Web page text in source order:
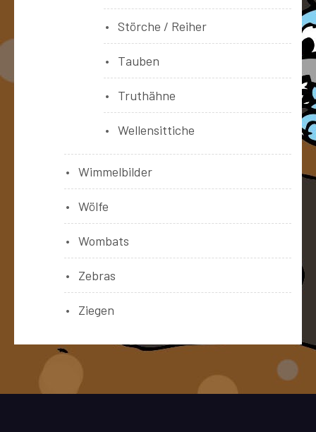
Störche / Reiher
Tauben
Truthähne
Wellensittiche
Wimmelbilder
Wölfe
Wombats
Zebras
Ziegen